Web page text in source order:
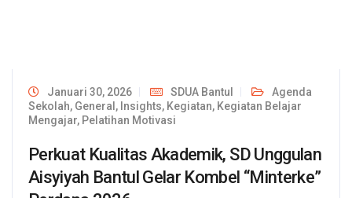
Januari 30, 2026 SDUA Bantul
Agenda
Sekolah, General , Insights, Kegiatan, Kegiatan Belajar
Mengajar, Pelatihan Motivasi
Perkuat Kualitas Akademik, SD Unggulan
Aisyiyah Bantul Gelar Kombel “Minterke”